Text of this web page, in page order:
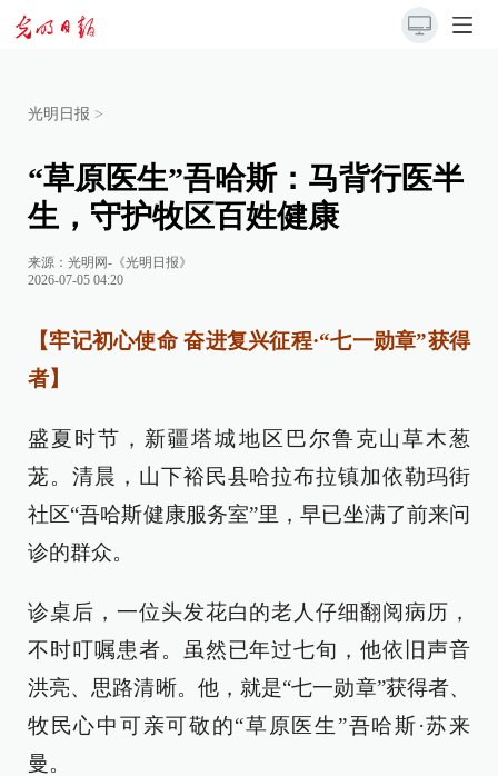
光明日报 >
“草原医生”吾哈斯：马背行医半
生，守护牧区百姓健康
来源： 光明网-《光明日报》
2026-07-05 04:20
【牢记初心使命 奋进复兴征程·“七一勋章”获得
者】
盛夏时节，新疆塔城地区巴尔鲁克山草木葱
茏。清晨，山下裕民县哈拉布拉镇加依勒玛街
社区“吾哈斯健康服务室”里，早已坐满了前来问
诊的群众。
诊桌后，一位头发花白的老人仔细翻阅病历，
不时叮嘱患者。虽然已年过七旬，他依旧声音
洪亮、思路清晰。他，就是“七一勋章”获得者、
牧民心中可亲可敬的“草原医生”吾哈斯·苏来
曼。